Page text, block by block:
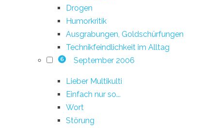
Drogen
Humorkritik
Ausgrabungen, Goldschürfungen
Technikfeindlichkeit im Alltag
6 September 2006
Lieber Multikulti
Einfach nur so...
Wort
Störung